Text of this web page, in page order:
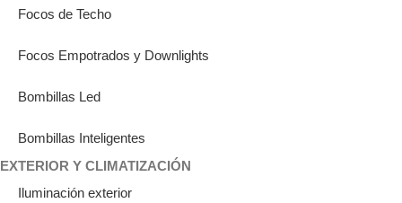
Focos de Techo
Focos Empotrados y Downlights
Bombillas Led
Bombillas Inteligentes
EXTERIOR Y CLIMATIZACIÓN
Iluminación exterior